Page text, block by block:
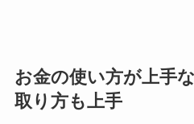
お金の使い方が上手
取り方も上手